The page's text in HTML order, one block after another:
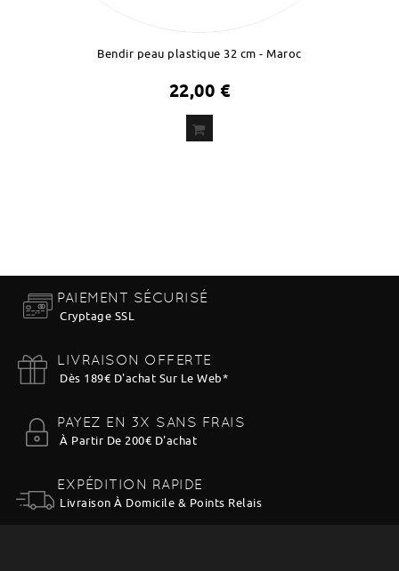
Bendir peau plastique 32 cm - Maroc
22,00 €
PAIEMENT SÉCURISÉ
Cryptage SSL
LIVRAISON OFFERTE
Dès 189€ D'achat Sur Le Web*
PAYEZ EN 3X SANS FRAIS
À Partir De 200€ D'achat
EXPÉDITION RAPIDE
Livraison À Domicile & Points Relais